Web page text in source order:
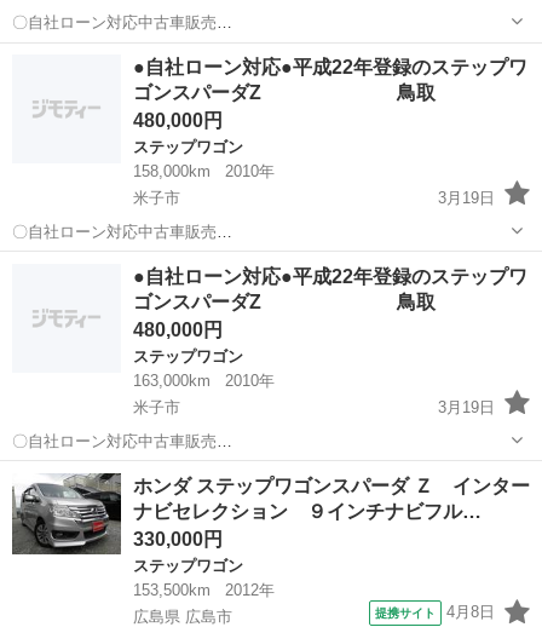
〇自社ローン対応中古車販売
〇
☆
どなたでもローン対応可能☆ ■車両本体価格：...
ステップワゴン 車両
●自社ローン対応●平成22年登録のステップワ
ゴンスパーダZ 鳥取
480,000円
ステップワゴン
158,000km
2010年
米子市
3月19日
〇自社ローン対応中古車販売
〇 ☆どなたでも
ローン対応可能☆ １、勤続年数の短い方や自営業の方
２、パートをされる主婦の方や派遣社員の方 ...
ステップワゴン 車両
●自社ローン対応●平成22年登録のステップワ
ゴンスパーダZ 鳥取
480,000円
ステップワゴン
163,000km
2010年
米子市
3月19日
〇自社ローン対応中古車販売
〇 ☆どなたでもローン対
応可能☆ １、勤続年数の短い方や自営業の方 ２、パ
ートをされる主婦の方や派遣社員の方 ３、自己破産等をされ...
鳥取 米子市 ステップワゴン 車両
ホンダ ステップワゴンスパーダ Ｚ インター
ナビセレクション ９インチナビフル…
330,000円
ステップワゴン
153,500km
2012年
広島県 広島市
提携サイト 4月8日